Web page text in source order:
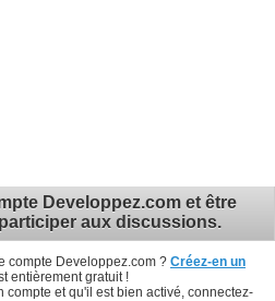
Developpez.com et être
aux discussions.
compte Developpez.com ? Créez-en un
entièrement gratuit !
compte et qu'il est bien activé, connectez-